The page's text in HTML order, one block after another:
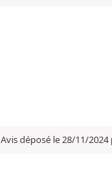
Avis déposé le 28/11/